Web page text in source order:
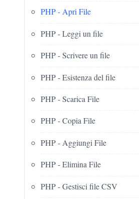
PHP - Apri File
PHP - Leggi un file
PHP - Scrivere un file
PHP - Esistenza del file
PHP - Scarica File
PHP - Copia File
PHP - Aggiungi File
PHP - Elimina File
PHP - Gestisci file CSV